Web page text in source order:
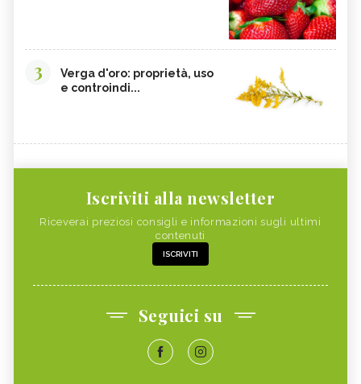
3
Verga d'oro: proprietà, uso
e controindi...
Iscriviti alla newsletter
Riceverai preziosi consigli e informazioni sugli ultimi
contenuti
ISCRIVITI
Seguici su